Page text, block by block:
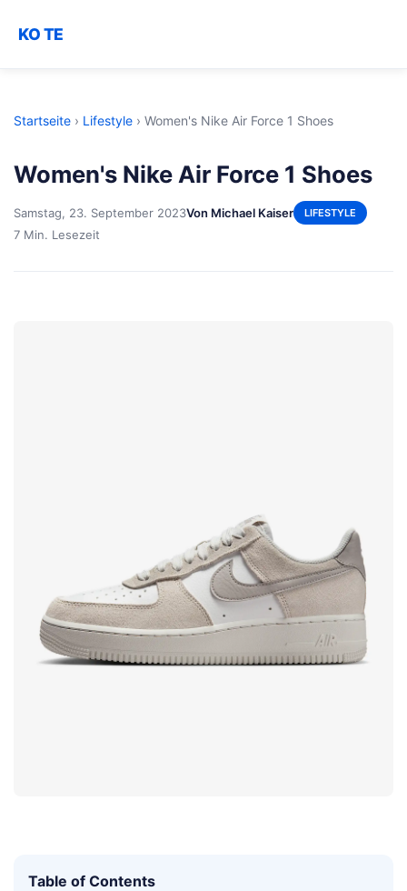
KO TE
Startseite › Lifestyle › Women's Nike Air Force 1 Shoes
Women's Nike Air Force 1 Shoes
Samstag, 23. September 2023Von Michael Kaiser LIFESTYLE
7 Min. Lesezeit
Table of Contents